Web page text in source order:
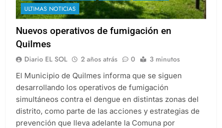
ULTIMAS NOTICIAS
Nuevos operativos de fumigación en
Quilmes
Diario EL SOL 2 años atrás 0 3 minutos
El Municipio de Quilmes informa que se siguen
desarrollando los operativos de fumigación
simultáneos contra el dengue en distintas zonas del
distrito, como parte de las acciones y estrategias de
prevención que lleva adelante la Comuna por